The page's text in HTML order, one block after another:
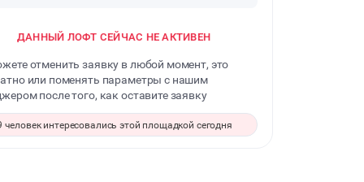
ДЕНЬ РОЖДЕНИЯ
ДЕВИЧНИК
ДАННЫЙ ЛОФТ СЕЙЧАС НЕ АКТИВЕН
отменить заявку в любой момент, это
или поменять параметры с нашим
после того, как оставите заявку
человек интересовались этой площадкой сегодня